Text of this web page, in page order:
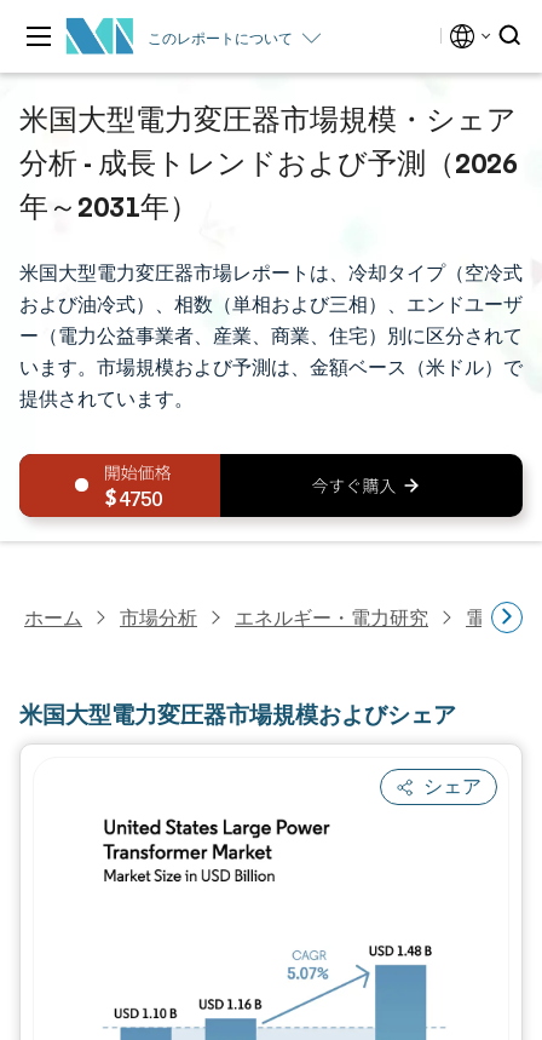
このレポートについて
米国大型電力変圧器市場規模・シェア
分析 - 成長トレンドおよび予測（2026
年～2031年）
米国大型電力変圧器市場レポートは、冷却タイプ（空冷式
および油冷式）、相数（単相および三相）、エンドユーザ
ー（電力公益事業者、産業、商業、住宅）別に区分されて
います。市場規模および予測は、金額ベース（米ドル）で
提供されています。
4750
ホーム 市場分析 エネルギー・電力研究 電力研究
米国大型電力変圧器市場規模およびシェア
シェア